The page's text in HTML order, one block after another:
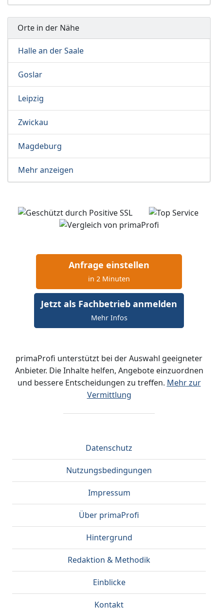
Orte in der Nähe
Halle an der Saale
Goslar
Leipzig
Zwickau
Magdeburg
Mehr anzeigen
Anfrage einstellen
in 2 Minuten
Jetzt als Fachbetrieb anmelden
Mehr Infos
primaProfi unterstützt bei der Auswahl geeigneter
Anbieter. Die Inhalte helfen, Angebote einzuordnen
und bessere Entscheidungen zu treffen. Mehr zur
Vermittlung
Datenschutz
Nutzungsbedingungen
Impressum
Über primaProfi
Hintergrund
Redaktion & Methodik
Einblicke
Kontakt